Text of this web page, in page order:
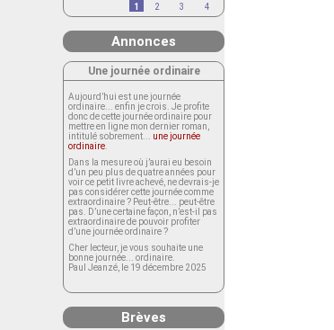
1
2 3 4
Annonces
Une journée ordinaire
Aujourd’hui est une journée
ordinaire... enfin je crois. Je profite
donc de cette journée ordinaire pour
mettre en ligne mon dernier roman,
intitulé sobrement... une journée
ordinaire
Dans la mesure où j’aurai eu besoin
d’un peu plus de quatre années pour
voir ce petit livre achevé, ne devrais-je
pas considérer cette journée comme
extraordinaire ? Peut-être... peut-être
pas. D’une certaine façon, n’est-il pas
extraordinaire de pouvoir profiter
d’une journée ordinaire ?
Cher lecteur, je vous souhaite une
bonne journée... ordinaire.
Paul Jeanzé, le 19 décembre 2025
Brèves